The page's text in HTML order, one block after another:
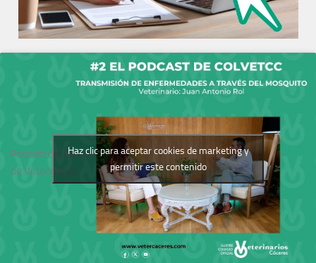
Podcast del Colegio
de Veterinarios
Haz clic para aceptar cookies de marketing y
permitir este contenido